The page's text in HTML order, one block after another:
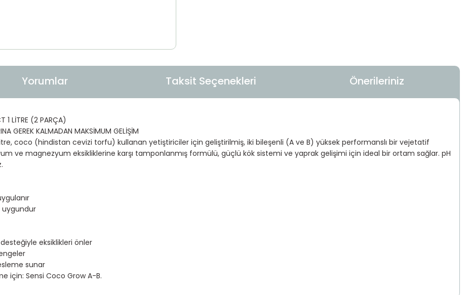
Yorumlar Taksit Seçenekleri Önerileriniz
1 LİTRE (2 PARÇA)
GEREK KALMADAN MAKSİMUM GELİŞİM
coco (hindistan cevizi torfu) kullanan yetiştiriciler için geliştirilmiş, iki bileşenli (A ve B) yüksek performanslı bir vejetatif
ve magnezyum eksikliklerine karşı tamponlanmış formülü, güçlü kök sistemi ve yaprak gelişimi için ideal bir ortam sağlar. pH
uygundur
eksiklikleri önler
sunar
için: Sensi Coco Grow A-B.